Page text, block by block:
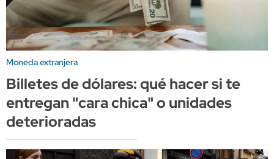
Moneda extranjera
Billetes de dólares: qué hacer si te
entregan "cara chica" o unidades
deterioradas